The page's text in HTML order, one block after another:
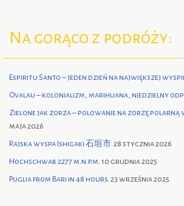
Na gorąco z podróży:
Espiritu Santo – jeden dzień na największej
Ovalau – kolonializm, marihuana, niedzielny
Zielone jak zorza – polowanie na zorzę polarną
maja 2026
Rajska wyspa Ishigaki 石垣市 28 stycznia 2026
Hochschwab 2277 m.n.p.m. 10 grudnia 2025
Puglia from Bari in 48 hours. 23 września 2025